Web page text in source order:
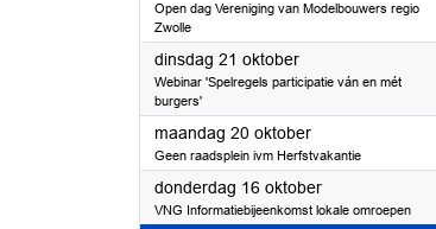
Open dag Vereniging van Modelbouwers regio
Zwolle
dinsdag 21 oktober2025
Webinar 'Spelregels participatie ván en mét
burgers'
maandag 20 oktober2025
Geen raadsplein ivm Herfstvakantie
donderdag 16 oktober2025
VNG Informatiebijeenkomst lokale omroepen